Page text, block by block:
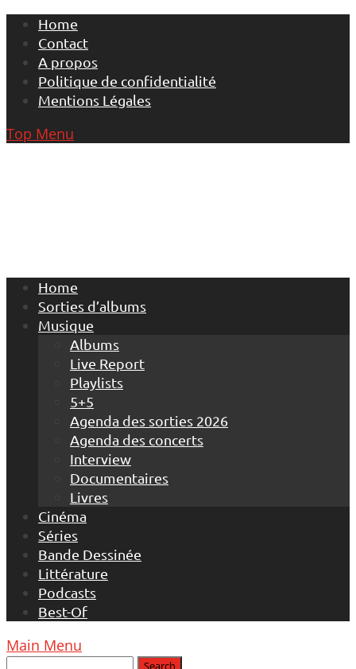
Skip
content
Home
Contact
A propos
Politique de confidentialité
Mentions Légales
Top Menu
Home
Sorties d’albums
Musique
Albums
Live Report
Playlists
5+5
Agenda des sorties 2026
Agenda des concerts
Interview
Documentaires
Livres
Cinéma
Séries
Bande Dessinée
Littérature
Podcasts
Best-Of
Main Menu